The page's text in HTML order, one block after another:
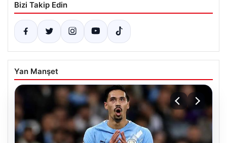
Bizi Takip Edin
Yan Manşet